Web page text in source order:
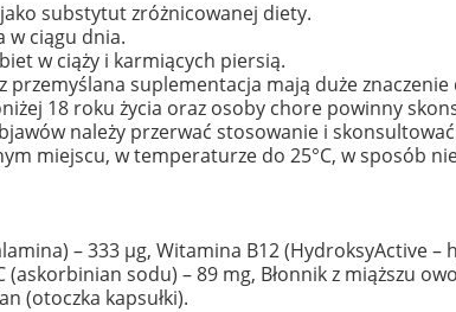
substytut zróżnicowanej diety.
w ciągu dnia.
w ciąży i karmiących piersią.
suplementacja mają duże
18 roku życia oraz osoby chore powinny
należy przerwać stosowanie i
miejscu, w temperaturze do 25°C, w sposób
– 333 µg, Witamina B12 (HydroksyActive
sodu) – 89 mg, Błonnik z miąższu
(otoczka kapsułki).